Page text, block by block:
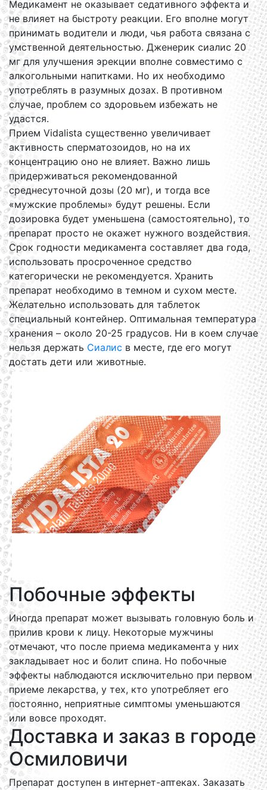
Медикамент не оказывает седативного эффекта и
не влияет на быстроту реакции. Его вполне могут
принимать водители и люди, чья работа связана с
умственной деятельностью. Дженерик сиалис 20
мг для улучшения эрекции вполне совместимо с
алкогольными напитками. Но их необходимо
употреблять в разумных дозах. В противном
случае, проблем со здоровьем избежать не
удастся.
Прием Vidalista существенно увеличивает
активность сперматозоидов, но на их
концентрацию оно не влияет. Важно лишь
придерживаться рекомендованной
среднесуточной дозы (20 мг), и тогда все
«мужские проблемы» будут решены. Если
дозировка будет уменьшена (самостоятельно), то
препарат просто не окажет нужного воздействия.
Срок годности медикамента составляет два года,
использовать просроченное средство
категорически не рекомендуется. Хранить
препарат необходимо в темном и сухом месте.
Желательно использовать для таблеток
специальный контейнер. Оптимальная температура
хранения – около 20-25 градусов. Ни в коем случае
нельзя держать Сиалис в месте, где его могут
достать дети или животные.
Побочные эффекты
Иногда препарат может вызывать головную боль и
прилив крови к лицу. Некоторые мужчины
отмечают, что после приема медикамента у них
закладывает нос и болит спина. Но побочные
эффекты наблюдаются исключительно при первом
приеме лекарства, у тех, кто употребляет его
постоянно, неприятные симптомы уменьшаются
или вовсе проходят.
Доставка и заказ в городе
Осмиловичи
Препарат доступен в интернет-аптеках. Заказать